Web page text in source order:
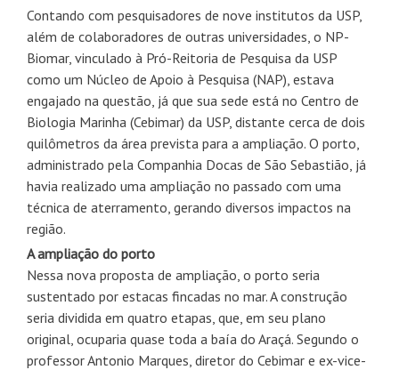
Contando com pesquisadores de nove institutos da USP,
além de colaboradores de outras universidades, o NP-
Biomar, vinculado à Pró-Reitoria de Pesquisa da USP
como um Núcleo de Apoio à Pesquisa (NAP), estava
engajado na questão, já que sua sede está no Centro de
Biologia Marinha (Cebimar) da USP, distante cerca de dois
quilômetros da área prevista para a ampliação. O porto,
administrado pela Companhia Docas de São Sebastião, já
havia realizado uma ampliação no passado com uma
técnica de aterramento, gerando diversos impactos na
região.
A ampliação do porto
Nessa nova proposta de ampliação, o porto seria
sustentado por estacas fincadas no mar. A construção
seria dividida em quatro etapas, que, em seu plano
original, ocuparia quase toda a baía do Araçá. Segundo o
professor Antonio Marques, diretor do Cebimar e ex-vice-